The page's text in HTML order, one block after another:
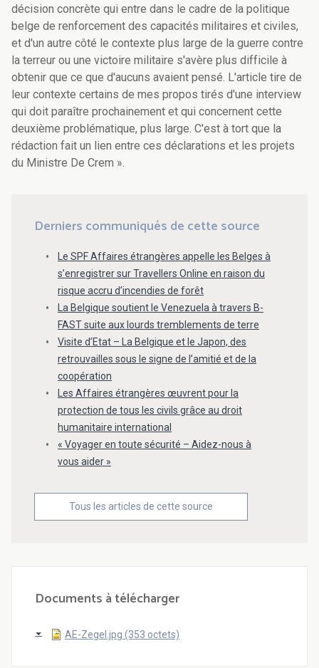
décision concrète qui entre dans le cadre de la politique
belge de renforcement des capacités militaires et civiles,
et d'un autre côté le contexte plus large de la guerre contre
la terreur ou une victoire militaire s'avère plus difficile à
obtenir que ce que d'aucuns avaient pensé. L'article tire de
leur contexte certains de mes propos tirés d'une interview
qui doit paraître prochainement et qui concernent cette
deuxième problématique, plus large. C'est à tort que la
rédaction fait un lien entre ces déclarations et les projets
du Ministre De Crem ».
Derniers communiqués de cette source
Le SPF Affaires étrangères appelle les Belges à
s’enregistrer sur Travellers Online en raison du
risque accru d’incendies de forêt
La Belgique soutient le Venezuela à travers B-
FAST suite aux lourds tremblements de terre
Visite d’Etat – La Belgique et le Japon, des
retrouvailles sous le signe de l’amitié et de la
coopération
Les Affaires étrangères œuvrent pour la
protection de tous les civils grâce au droit
humanitaire international
« Voyager en toute sécurité – Aidez-nous à
vous aider »
Tous les articles de cette source
Documents à télécharger
AE-Zegel.jpg (353 octets)